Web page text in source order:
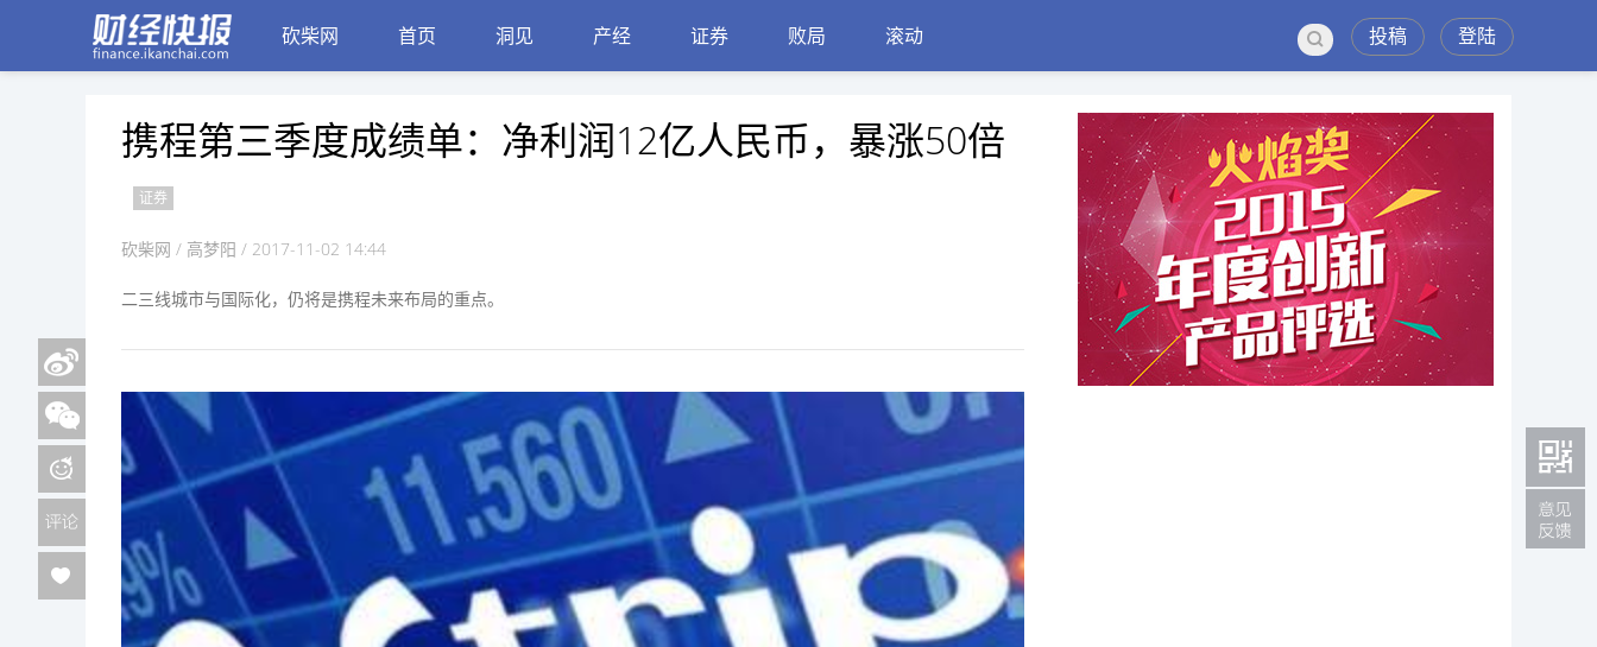
砍柴网 首页 洞见 产经 证券 败局 滚动 登陆
投稿
携程第三季度成绩单：净利润12亿人民币，暴涨50倍
证券
砍柴网 / 高梦阳 / 2017-11-02 14:44
二三线城市与国际化，仍将是携程未来布局的重点。